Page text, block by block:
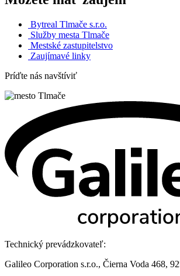
Bytreal Tlmače s.r.o.
Služby mesta Tlmače
Mestské zastupitelstvo
Zaujímavé linky
Príďte nás navštíviť
Technický prevádzkovateľ:
Galileo Corporation s.r.o., Čierna Voda 468,